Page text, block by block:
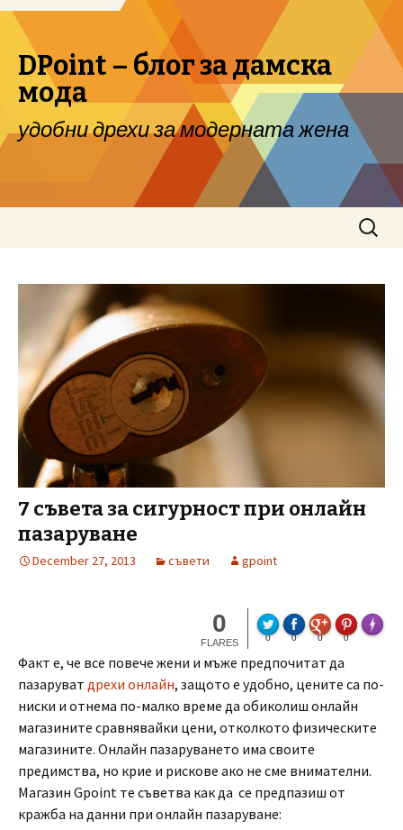
DPoint – блог за дамска
мода
удобни дрехи за модерната жена
Search
for:
7 съвета за сигурност при онлайн
пазаруване
December 27, 2013 съвети gpoint
0
FLARES 0 0 0 0
Made
Факт е, че все повече жени и мъже предпочитат да
пазаруват дрехи онлайн, защото е удобно, цените са по-
ниски и отнема по-малко време да обиколиш онлайн
магазините сравнявайки цени, отколкото физическите
магазините. Онлайн пазаруването има своите
предимства, но крие и рискове ако не сме внимателни.
Магазин Gpoint те съветва как да се предпазиш от
кражба на данни при онлайн пазаруване: